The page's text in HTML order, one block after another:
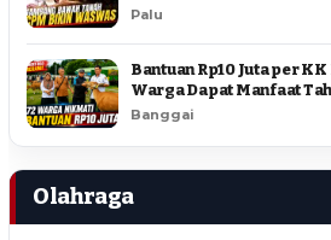
Palu
Bantuan Rp10 Juta per
Warga Dapat Manfaat
Banggai
Olahraga